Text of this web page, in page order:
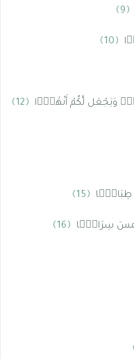
﴿9﴾
﴿10﴾
وَيَجْعَل لَّكُمْ أَنْهَٰرًۭا ﴿12﴾
طِبَاقًۭا ﴿15﴾
سِرَاجًۭا ﴿16﴾